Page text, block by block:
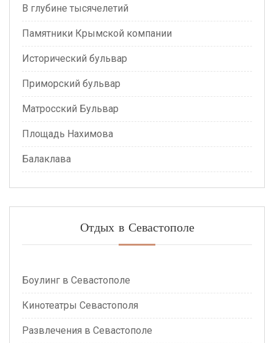
В глубине тысячелетий
Памятники Крымской компании
Исторический бульвар
Приморский бульвар
Матросский Бульвар
Площадь Нахимова
Балаклава
Отдых в Севастополе
Боулинг в Севастополе
Кинотеатры Севастополя
Развлечения в Севастополе